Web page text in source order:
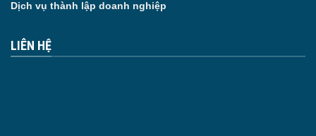
Dịch vụ thành lập doanh nghiệp
LIÊN HỆ